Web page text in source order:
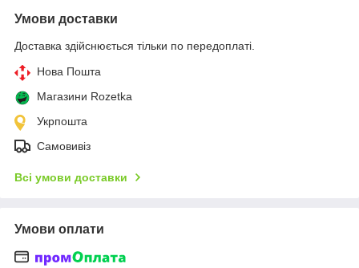
Умови доставки
Доставка здійснюється тільки по передоплаті.
Нова Пошта
Магазини Rozetka
Укрпошта
Самовивіз
Всі умови доставки
Умови оплати